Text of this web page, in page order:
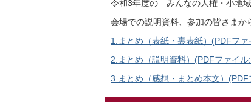
令和3年度の「みんなの人権・小地
会場での説明資料、参加の皆さまか
1.まとめ（表紙・裏表紙）(PDFフ
2.まとめ（説明資料）(PDFファイル
3.まとめ（感想・まとめ本文）